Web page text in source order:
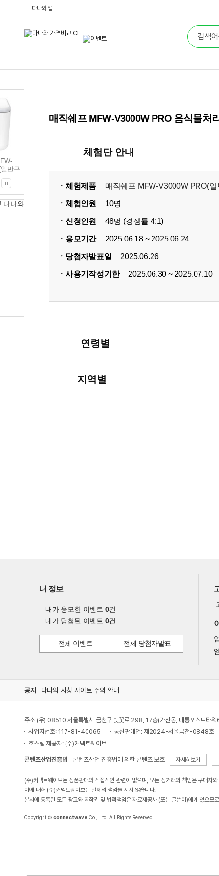
다나와 앱
반구
매직쉐프 MFW-V3000W PRO 음식물처
체험단 안내
ㆍ체험제품 매직쉐프 MFW-V3000W PRO(일
ㆍ체험인원 10명
ㆍ신청인원 48명 (경쟁률 4:1)
ㆍ응모기간 2025.06.18 ~ 2025.06.24
ㆍ당첨자발표일 2025.06.26
ㆍ사용기작성기한 2025.06.30 ~ 2025.07.10
연령별
지역별
내 정보
내가 응모한 이벤트 0건
내가 당첨된 이벤트 0건
전체 이벤트 전체 당첨자발표
공지 다나와 사칭 사이트 주의 안내
주소 (우) 08510 서울특별시 금천구 벚꽃로 298, 17층(가산동, 대륭포스트타워
사업자번호: 117-81-40065
통신판매업: 제2024-서울금천-0848호
호스팅 제공자: (주)커넥트웨이브
콘텐츠산업진흥법 콘텐츠산업 진흥법에 의한 콘텐츠 보호 자세히보기
(주)커넥트웨이브는 상품판매와 직접적인 관련이 없으며, 모든 상거래의 책임은 구매자
이에 대해 (주)커넥트웨이브는 일체의 책임을 지지 않습니다.
본사에 등록된 모든 광고와 저작권 및 법적책임은 자료제공사 (또는 글쓴이)에게 있으므
Copyright © connectwave Co., Ltd. All Rights Reserved.